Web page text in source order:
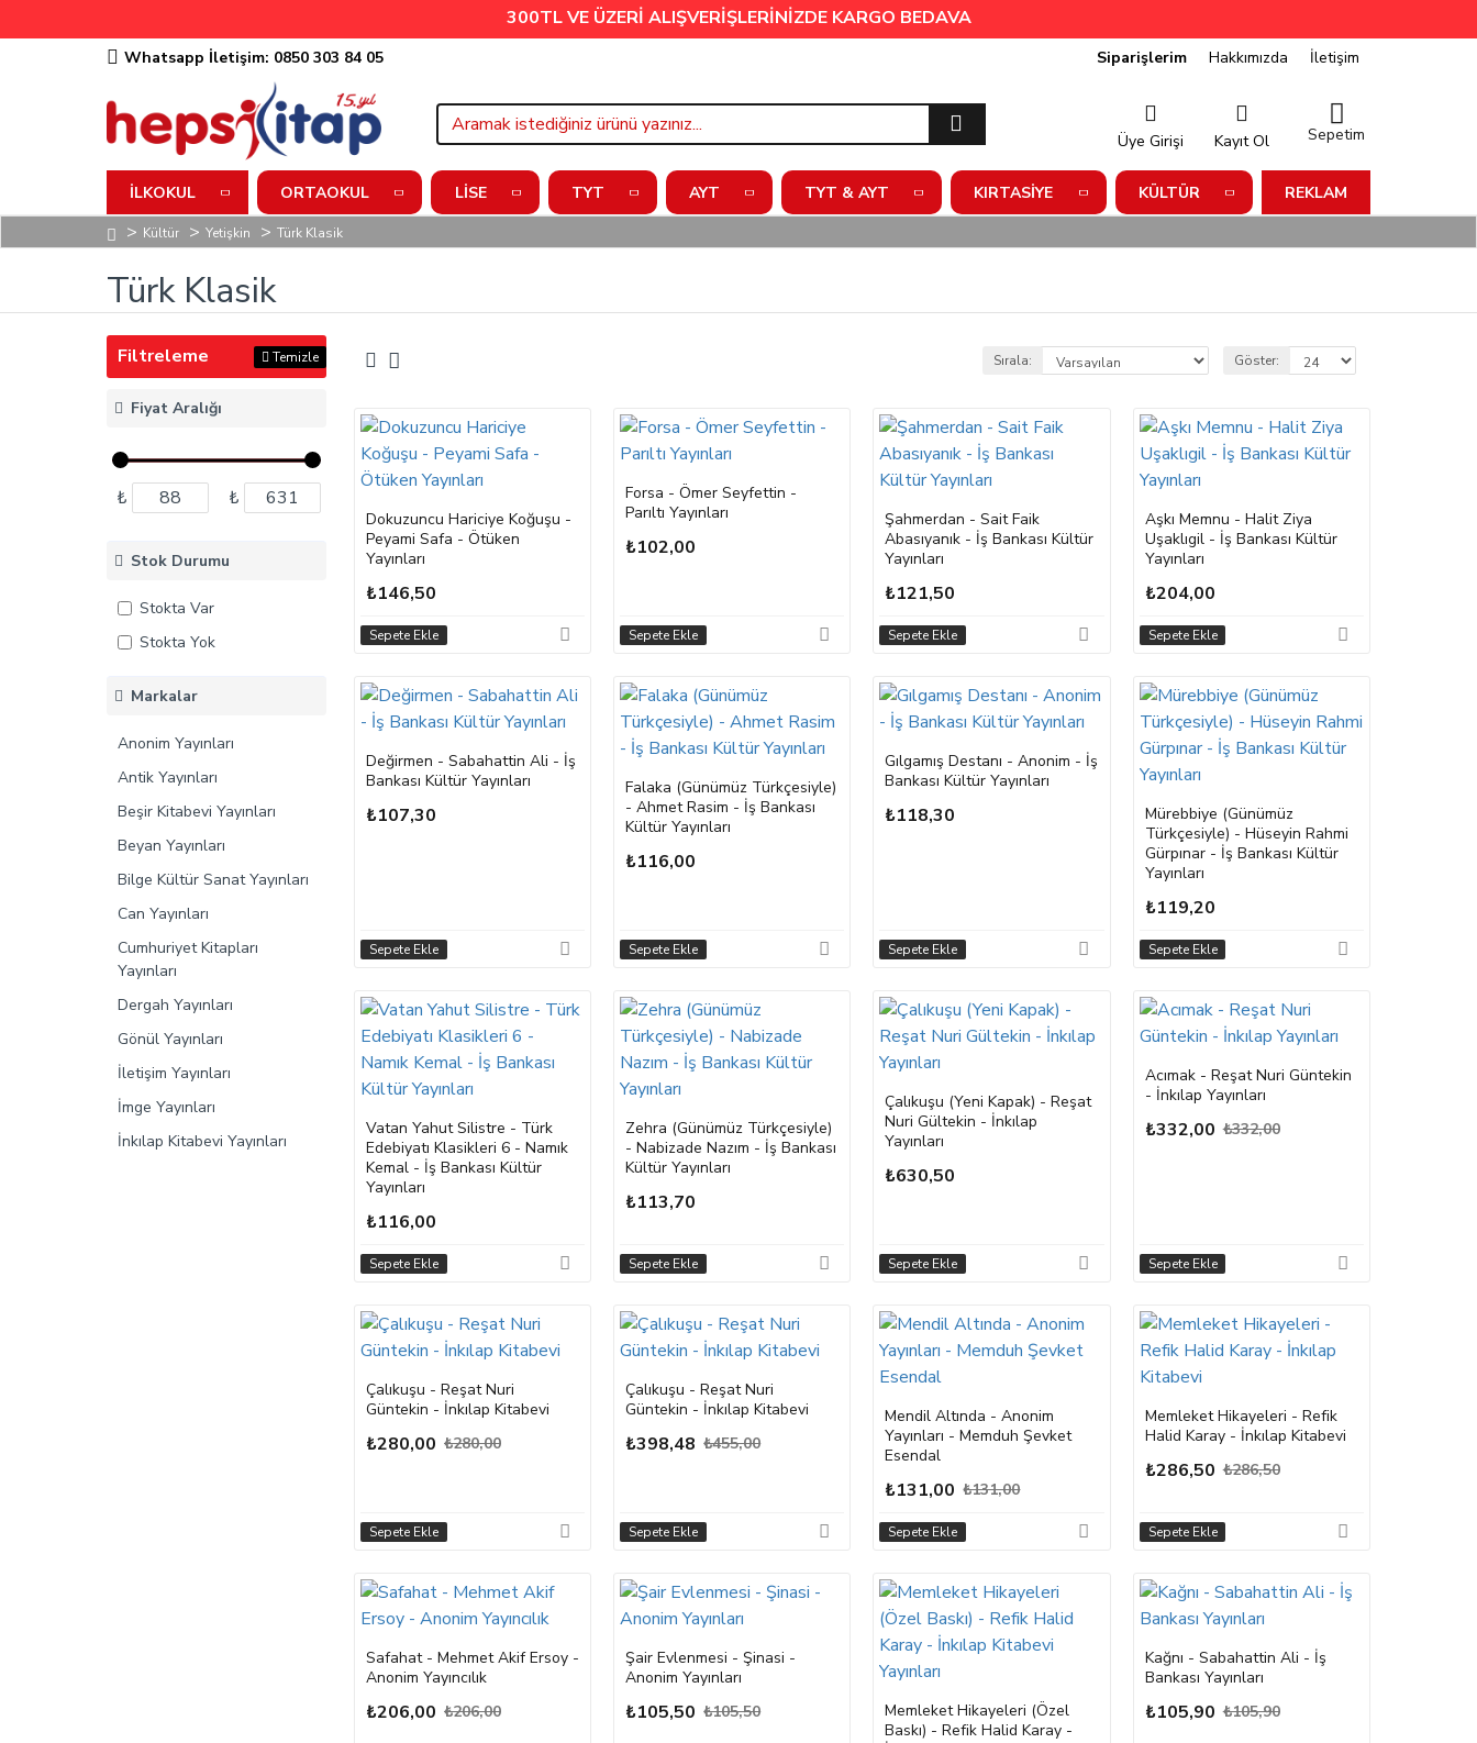
300TL VE ÜZERİ ALIŞVERİŞLERİNİZDE KARGO BEDAVA
Whatsapp İletişim: 0850 303 84 05 Siparişlerim Hakkımızda İletişim
Üye Girişi Kayıt Ol Sepetim
İLKOKUL ORTAOKUL LISE TYT AYT TYT & AYT KIRTASIYE KÜLTÜR REKLAM
Kültür Yetişkin Türk Klasik
Türk Klasik
Filtreleme Temizle
Fiyat Aralığı
₺ ₺
Markalar
Anonim Yayınları
Antik Yayınları
Beşir Kitabevi Yayınları
Beyan Yayınları
Bilge Kültür Sanat Yayınları
Can Yayınları
Cumhuriyet Kitapları
Yayınları
Dergah Yayınları
Gönül Yayınları
İletişim Yayınları
İmge Yayınları
İnkılap Kitabevi Yayınları
Stok Durumu
Stokta Var
Stokta Yok
Sırala: Göster:
Dokuzuncu Hariciye Koğuşu -
Peyami Safa - Ötüken
Yayınları
₺146,50
Sepete Ekle
Forsa - Ömer Seyfettin -
Parıltı Yayınları
₺102,00
Sepete Ekle
Şahmerdan - Sait Faik
Abasıyanık - İş Bankası Kültür
Yayınları
₺121,50
Sepete Ekle
Aşkı Memnu - Halit Ziya
Uşaklıgil - İş Bankası Kültür
Yayınları
₺204,00
Sepete Ekle
Değirmen - Sabahattin Ali - İş
Bankası Kültür Yayınları
₺107,30
Sepete Ekle
Falaka (Günümüz Türkçesiyle)
- Ahmet Rasim - İş Bankası
Kültür Yayınları
₺116,00
Sepete Ekle
Gılgamış Destanı - Anonim - İş
Bankası Kültür Yayınları
₺118,30
Sepete Ekle
Mürebbiye (Günümüz
Türkçesiyle) - Hüseyin Rahmi
Gürpınar - İş Bankası Kültür
Yayınları
₺119,20
Sepete Ekle
Vatan Yahut Silistre - Türk
Edebiyatı Klasikleri 6 - Namık
Kemal - İş Bankası Kültür
Yayınları
₺116,00
Sepete Ekle
Zehra (Günümüz Türkçesiyle)
- Nabizade Nazım - İş Bankası
Kültür Yayınları
₺113,70
Sepete Ekle
Çalıkuşu (Yeni Kapak) - Reşat
Nuri Gültekin - İnkılap
Yayınları
₺630,50
Sepete Ekle
Acımak - Reşat Nuri Güntekin
- İnkılap Yayınları
₺332,00 ₺332,00
Sepete Ekle
Çalıkuşu - Reşat Nuri
Güntekin - İnkılap Kitabevi
₺280,00 ₺280,00
Sepete Ekle
Çalıkuşu - Reşat Nuri
Güntekin - İnkılap Kitabevi
₺398,48 ₺455,00
Sepete Ekle
Mendil Altında - Anonim
Yayınları - Memduh Şevket
Esendal
₺131,00 ₺131,00
Sepete Ekle
Memleket Hikayeleri - Refik
Halid Karay - İnkılap Kitabevi
₺286,50 ₺286,50
Sepete Ekle
Safahat - Mehmet Akif Ersoy -
Anonim Yayıncılık
₺206,00 ₺206,00
Şair Evlenmesi - Şinasi -
Anonim Yayınları
₺105,50 ₺105,50
Memleket Hikayeleri (Özel
Baskı) - Refik Halid Karay -
Kağnı - Sabahattin Ali - İş
Bankası Yayınları
₺105,90 ₺105,90